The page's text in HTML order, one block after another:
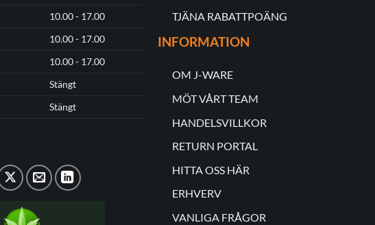
10.00 - 17.00
10.00 - 17.00
10.00 - 17.00
Stängt
Stängt
TJÄNA RABATTPOÄNG
INFORMATION
OM J-WARE
MÖT VÅRT TEAM
HANDELSVILLKOR
RETURN PORTAL
HITTA OSS HÄR
ERHVERV
VANLIGA FRÅGOR